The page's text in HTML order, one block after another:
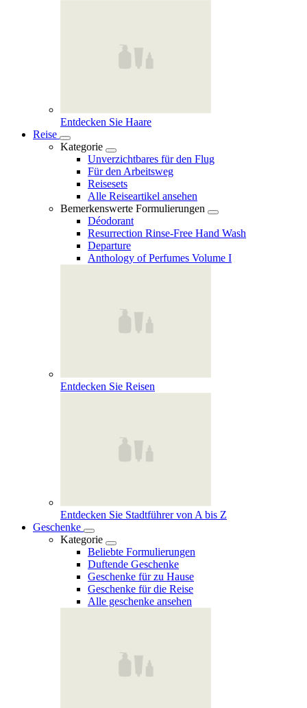
Entdecken Sie Haare
Reise
Kategorie
Unverzichtbares für den Flug
Für den Arbeitsweg
Reisesets
Alle Reiseartikel ansehen
Bemerkenswerte Formulierungen
Déodorant
Resurrection Rinse‑Free Hand Wash
Departure
Anthology of Perfumes Volume I
Entdecken Sie Reisen
Entdecken Sie Stadtführer von A bis Z
Geschenke
Kategorie
Beliebte Formulierungen
Duftende Geschenke
Geschenke für zu Hause
Geschenke für die Reise
Alle geschenke ansehen